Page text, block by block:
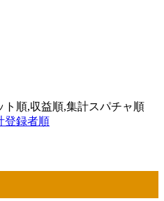
スパチャ順
登録者順